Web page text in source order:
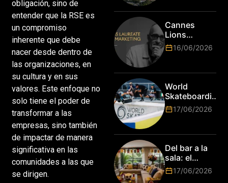
obligación, sino de
entender que la RSE es
un compromiso
inherente que debe
nacer desde dentro de
las organizaciones, en
su cultura y en sus
valores. Este enfoque no
solo tiene el poder de
transformar a las
empresas, sino también
de impactar de manera
significativa en las
comunidades a las que
se dirigen.
es hora de
subir de
nivel! Las
marcas más
top del
Cannes
Lions
anuncia a
Jim Stengel
primer Lions
Laureate for
Marketing
16/06/2026
World
Skateboarding
Tour:
¡Resultados
Mundo de
Park de Roma
2026!
17/06/2026
Del bar a la
sala: el
Mundial
2026 vuelve
17/06/2026